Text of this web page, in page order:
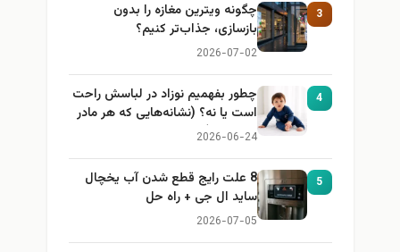
چگونه ویترین مغازه را بدون
بازسازی، جذاب‌تر کنیم؟
2026-07-02
چطور بفهمیم نوزاد در لباسش راحت
است یا نه؟ (نشانه‌هایی که هر مادر
باید بداند)
2026-06-24
8 علت رایج قطع شدن آب یخچال
ساید ال جی + راه حل
2026-07-05